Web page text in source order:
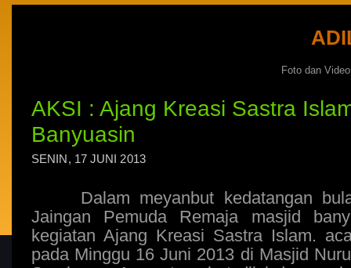
Foto dan
AKSI : Ajang Kreasi Sastra
Banyuasin
SENIN, 17 JUNI 2013
Dalam meyanbut kedatangan
Jaingan Pemuda Remaja masjid
kegiatan Ajang Kreasi Sastra Islam.
pada Minggu 16 Juni 2013 di Masjid